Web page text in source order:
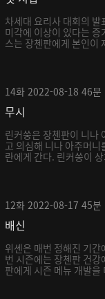
차세대 요리사 대회의
미각에 이상이 있다는
스는 장첸판에게 본인이
14화 2022-08-18 46분
무시
린커쑹은 장첸판이 니나
고 의심해 니나 아주머니
란에게 간다. 린커쑹이
12화 2022-08-17 45분
배신
위셴은 매번 정해진 기
번 시즌에는 장첸판 건
판에게 시즌 메뉴 개발